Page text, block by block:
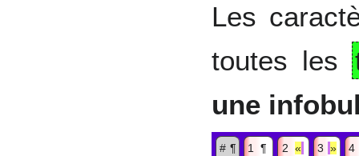
Les
toutes les
une
# ¶
1
¶
2 «
3 »
4